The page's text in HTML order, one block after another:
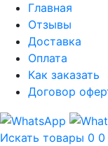
Главная
Отзывы
Доставка
Оплата
Как заказать
Договор
Искать товары 0 0